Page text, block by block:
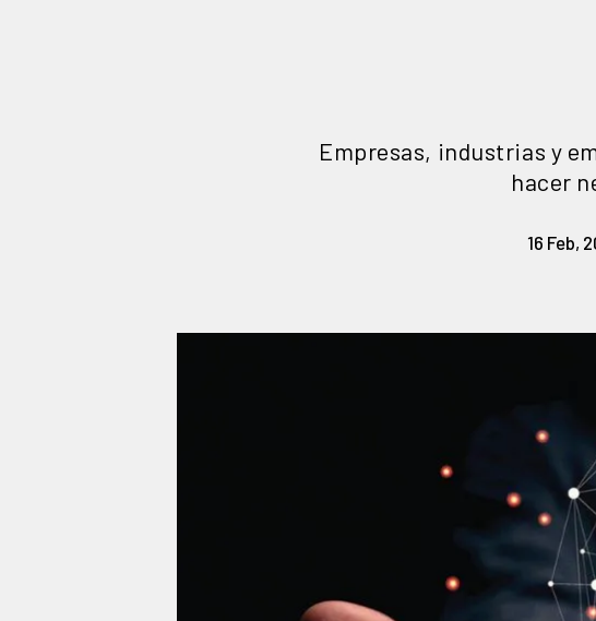
Empresas, industrias y
hacer
16 Feb,